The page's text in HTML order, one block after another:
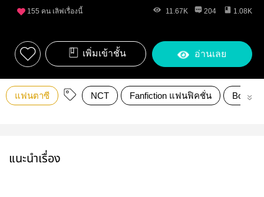
155 คน เลิฟเรื่องนี้ 11.67K 204 1.08K
เพิ่มเข้าชั้น อ่านเลย
แฟนตาซี NCT Fanfiction แฟนฟิคชั่น Boy
แนะนำเรื่อง